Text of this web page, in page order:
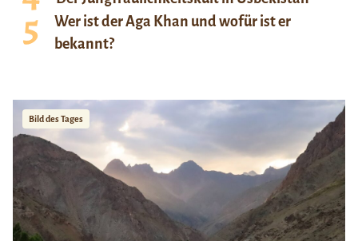
Wer ist der Aga Khan und wofür ist er
bekannt?
Bild des Tages